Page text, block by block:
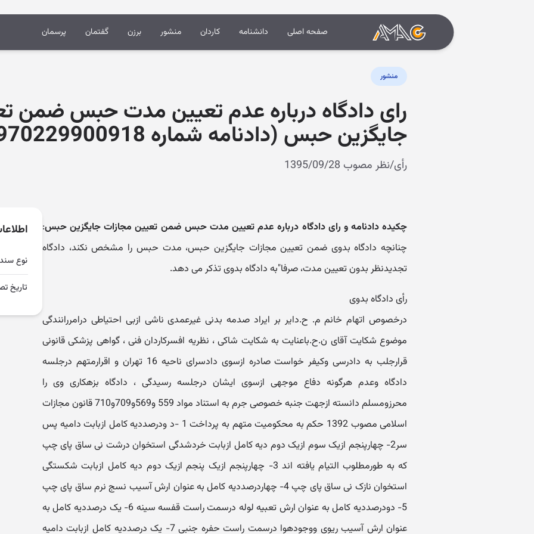
صفحه اصلی دانشنامه کاردان منشور برزن گفتمان پرسمان
منشور
رای دادگاه درباره عدم تعیین مدت حبس ضمن
جایگزین حبس (دادنامه شماره 9509970229900918)
رأی/نظر مصوب 1395/09/28
چکیده دادنامه و رای دادگاه درباره عدم تعیین مدت حبس ضمن تعیین مجازات جایگزین حبس:
چنانچه دادگاه بدوی ضمن تعیین مجازات جایگزین حبس، مدت حبس را مشخص نکند، دادگاه
تجدیدنظر بدون تعیین مدت، صرفا"به دادگاه بدوی تذکر می دهد.
رأی دادگاه بدوی
درخصوص اتهام خانم م. ح.دایر بر ایراد صدمه بدنی غیرعمدی ناشی ازبی احتیاطی درامررانندگی
موضوع شکایت آقای ن.ح.باعنایت به شکایت شاکی ، نظریه افسرکاردان فنی ، گواهی پزشکی قانونی
قرارجلب به دادرسی وکیفر خواست صادره ازسوی دادسرای ناحیه 16 تهران و اقرارمتهم درجلسه
دادگاه وعدم هرگونه دفاع موجهی ازسوی ایشان درجلسه رسیدگی ، دادگاه بزهکاری وی را
محرزومسلم دانسته ازجهت جنبه خصوصی جرم به استناد مواد 559 و569و709و710 قانون مجازات
اسلامی مصوب 1392 حکم به محکومیت متهم به پرداخت 1 -د ودرصددیه کامل ازبابت دامیه پس
سر2- چهارپنجم ازیک سوم ازیک دوم دیه کامل ازبابت خردشدگی استخوان درشت نی ساق پای چپ
که به طورمطلوب التیام یافته اند 3- چهارپنجم ازیک پنجم ازیک دوم دیه کامل ازبابت شکستگی
استخوان نازک نی ساق پای چپ 4- چهاردرصددیه کامل به عنوان ارش آسیب نسج نرم ساق پای چپ
5- دودرصددیه کامل به عنوان ارش تعبیه لوله درسمت راست قفسه سینه 6- یک درصددیه کامل به
عنوان ارش آسیب ریوی ووجودهوا درسمت راست حفره جنبی 7- یک درصددیه کامل ازبابت دامیه
نوع سند
تاریخ